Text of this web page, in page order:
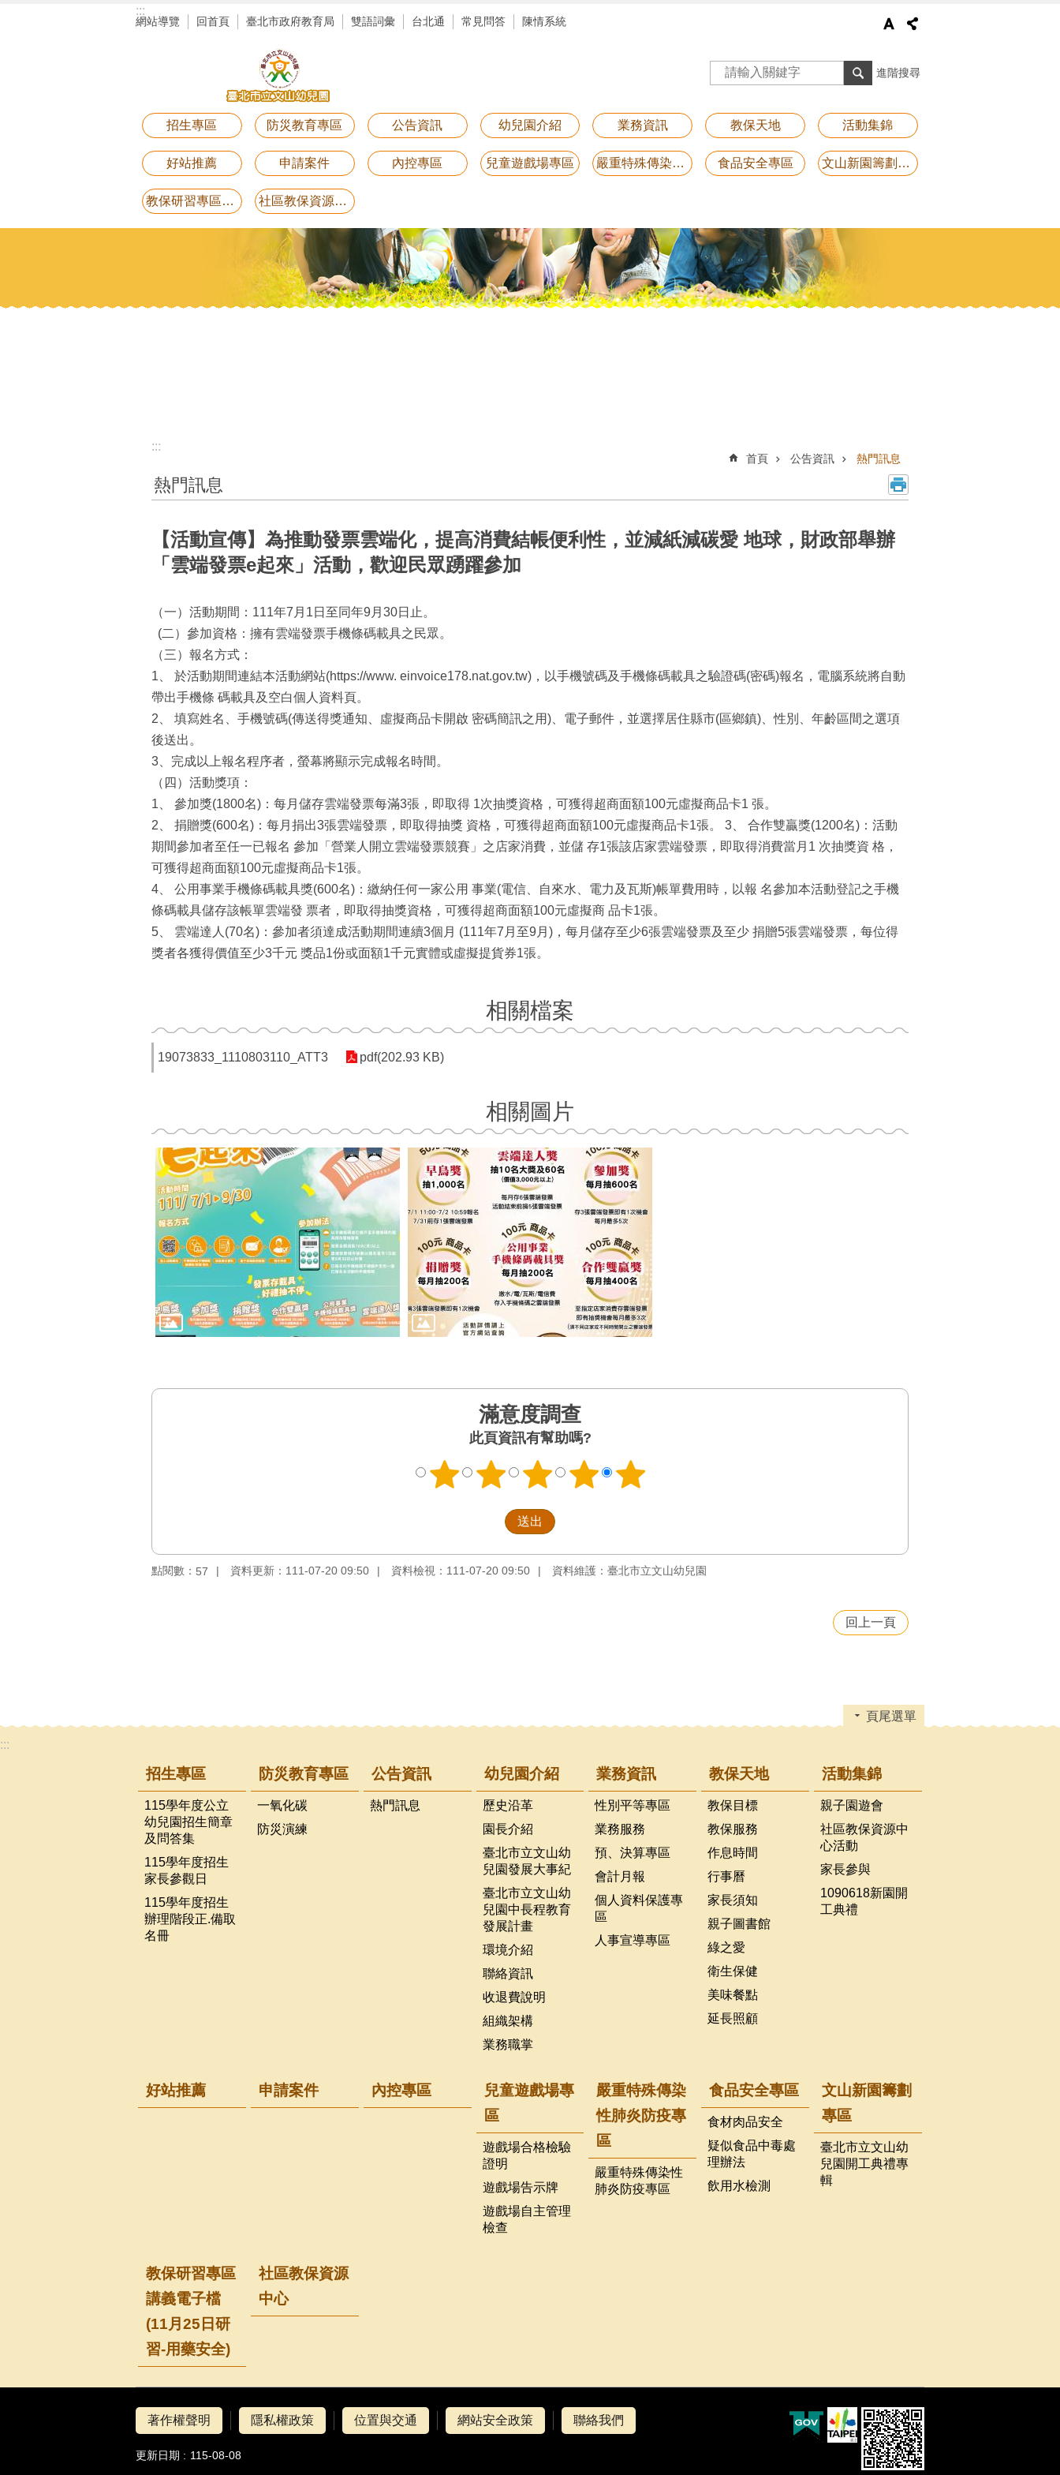
:::
網站導覽 回首頁 臺北市政府教育局 雙語詞彙 台北通 常見問答 陳情系統
進階搜尋
招生專區 防災教育專區 公告資訊 幼兒園介紹 業務資訊 教保天地 活動集錦
好站推薦 申請案件 內控專區 兒童遊戲場專區 嚴重特殊傳染性肺炎防疫專區 食品安全專區 文山新園籌劃專區
教保研習專區講義電子檔(11月25日研習-用藥安全) 社區教保資源中心
:::
首頁 公告資訊 熱門訊息
熱門訊息
【活動宣傳】為推動發票雲端化，提高消費結帳便利性，並減紙減碳愛 地球，財政部舉辦
「雲端發票e起來」活動，歡迎民眾踴躍參加
（一）活動期間：111年7月1日至同年9月30日止。
(二）參加資格：擁有雲端發票手機條碼載具之民眾。
（三）報名方式：
1、 於活動期間連結本活動網站(https://www. einvoice178.nat.gov.tw)，以手機號碼及手機條碼載具之驗證碼(密碼)報名，電腦系統將自動
帶出手機條 碼載具及空白個人資料頁。
2、 填寫姓名、手機號碼(傳送得獎通知、虛擬商品卡開啟 密碼簡訊之用)、電子郵件，並選擇居住縣市(區鄉鎮)、性別、年齡區間之選項
後送出。
3、完成以上報名程序者，螢幕將顯示完成報名時間。
（四）活動獎項：
1、 參加獎(1800名)：每月儲存雲端發票每滿3張，即取得 1次抽獎資格，可獲得超商面額100元虛擬商品卡1 張。
2、 捐贈獎(600名)：每月捐出3張雲端發票，即取得抽獎 資格，可獲得超商面額100元虛擬商品卡1張。 3、 合作雙贏獎(1200名)：活動
期間參加者至任一已報名 參加「營業人開立雲端發票競賽」之店家消費，並儲 存1張該店家雲端發票，即取得消費當月1 次抽獎資 格，
可獲得超商面額100元虛擬商品卡1張。
4、 公用事業手機條碼載具獎(600名)：繳納任何一家公用 事業(電信、自來水、電力及瓦斯)帳單費用時，以報 名參加本活動登記之手機
條碼載具儲存該帳單雲端發 票者，即取得抽獎資格，可獲得超商面額100元虛擬商 品卡1張。
5、 雲端達人(70名)：參加者須達成活動期間連續3個月 (111年7月至9月)，每月儲存至少6張雲端發票及至少 捐贈5張雲端發票，每位得
獎者各獲得價值至少3千元 獎品1份或面額1千元實體或虛擬提貨券1張。
相關檔案
19073833_1110803110_ATT3 pdf(202.93 KB)
相關圖片
滿意度調查
此頁資訊有幫助嗎?
點閱數： 57 資料更新：111-07-20 09:50 資料檢視：111-07-20 09:50 資料維護：臺北市立文山幼兒園
回上一頁
頁尾選單
:::
招生專區
115學年度公立
幼兒園招生簡章
及問答集
115學年度招生
家長參觀日
115學年度招生
辦理階段正.備取
名冊
防災教育專區
一氧化碳
防災演練
公告資訊
熱門訊息
幼兒園介紹
歷史沿革
園長介紹
臺北市立文山幼
兒園發展大事紀
臺北市立文山幼
兒園中長程教育
發展計畫
環境介紹
聯絡資訊
收退費說明
組織架構
業務職掌
業務資訊
性別平等專區
業務服務
預、決算專區
會計月報
個人資料保護專
區
人事宣導專區
教保天地
教保目標
教保服務
作息時間
行事曆
家長須知
親子圖書館
綠之愛
衛生保健
美味餐點
延長照顧
活動集錦
親子園遊會
社區教保資源中
心活動
家長參與
1090618新園開
工典禮
好站推薦 申請案件 內控專區
兒童遊戲場專
區
遊戲場合格檢驗
證明
遊戲場告示牌
遊戲場自主管理
檢查
嚴重特殊傳染
性肺炎防疫專
區
嚴重特殊傳染性
肺炎防疫專區
食品安全專區
食材肉品安全
疑似食品中毒處
理辦法
飲用水檢測
文山新園籌劃
專區
臺北市立文山幼
兒園開工典禮專
輯
教保研習專區
講義電子檔
(11月25日研
習-用藥安全)
社區教保資源
中心
著作權聲明 隱私權政策 位置與交通 網站安全政策 聯絡我們
更新日期 115-08-08